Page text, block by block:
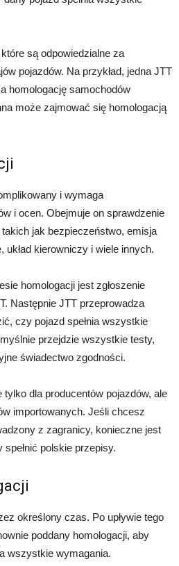
są odpowiedzialne za
pojazdów. Na przykład, jedna JTT
homologację samochodów
może zajmować się homologacją
i wymaga
i ocen. Obejmuje on sprawdzenie
jak bezpieczeństwo, emisja
układ kierowniczy i wiele innych.
homologacji jest zgłoszenie
Następnie JTT przeprowadza
czy pojazd spełnia wszystkie
przejdzie wszystkie testy,
świadectwo zgodności.
dla producentów pojazdów, ale
importowanych. Jeśli chcesz
z zagranicy, konieczne jest
polskie przepisy.
określony czas. Po upływie tego
poddany homologacji, aby
wszystkie wymagania.